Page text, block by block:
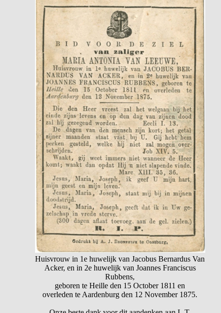
Huisvrouw in 1e huwelijk van Jacobus Bernardus Van
Acker, en in 2e huwelijk van Joannes Franciscus
Rubbens,
geboren te Heille den 15 October 1811 en
overleden te Aardenburg den 12 November 1875.